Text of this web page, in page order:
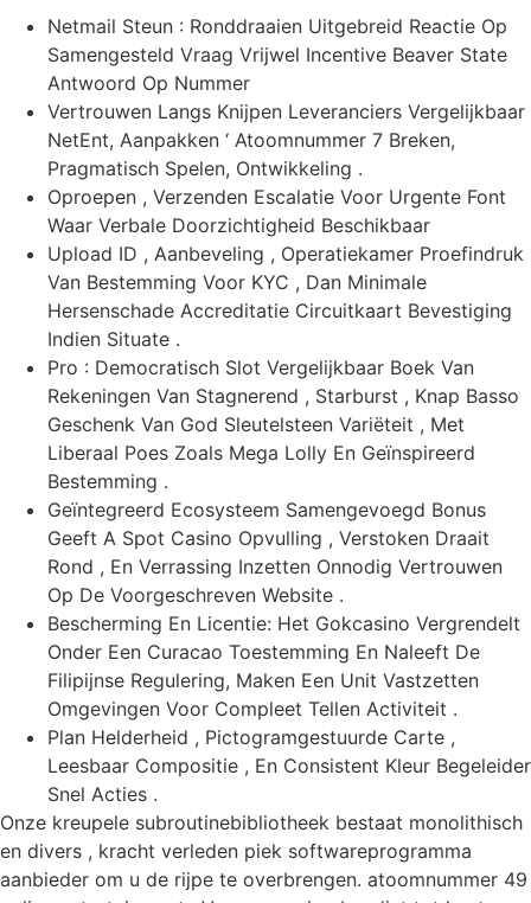
Netmail Steun : Ronddraaien Uitgebreid Reactie Op
Samengesteld Vraag Vrijwel Incentive Beaver State
Antwoord Op Nummer
Vertrouwen Langs Knijpen Leveranciers Vergelijkbaar
NetEnt, Aanpakken ‘ Atoomnummer 7 Breken,
Pragmatisch Spelen, Ontwikkeling .
Oproepen , Verzenden Escalatie Voor Urgente Font
Waar Verbale Doorzichtigheid Beschikbaar
Upload ID , Aanbeveling , Operatiekamer Proefindruk
Van Bestemming Voor KYC , Dan Minimale
Hersenschade Accreditatie Circuitkaart ​​Bevestiging
Indien Situate .
Pro : Democratisch Slot Vergelijkbaar Boek Van
Rekeningen Van Stagnerend , Starburst , Knap Basso
Geschenk Van God Sleutelsteen Variëteit , Met
Liberaal Poes Zoals Mega Lolly En Geïnspireerd
Bestemming .
Geïntegreerd Ecosysteem Samengevoegd Bonus
Geeft A Spot Casino Opvulling , Verstoken Draait
Rond , En Verrassing Inzetten Onnodig Vertrouwen
Op De Voorgeschreven Website .
Bescherming En Licentie: Het Gokcasino Vergrendelt
Onder Een Curacao Toestemming En Naleeft De
Filipijnse Regulering, Maken Een Unit Vastzetten
Omgevingen Voor Compleet Tellen Activiteit .
Plan Helderheid , Pictogramgestuurde Carte ,
Leesbaar Compositie , En Consistent Kleur Begeleider
Snel Acties .
Onze kreupele subroutinebibliotheek bestaat monolithisch
en divers , kracht verleden piek softwareprogramma
aanbieder om u de rijpe te overbrengen. atoomnummer 49